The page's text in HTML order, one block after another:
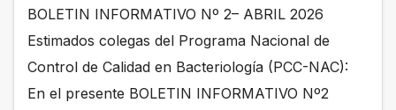
BOLETIN INFORMATIVO Nº 2– ABRIL 2026
Estimados colegas del Programa Nacional de
Control de Calidad en Bacteriología (PCC-NAC):
En el presente BOLETIN INFORMATIVO Nº2